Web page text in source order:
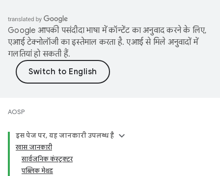
Google आपकी पसंदीदा भाषा में कॉन्टेंट का अनुवाद करने के लिए,
एआई टेक्नोलॉजी का इस्तेमाल करता है. एआई से मिले अनुवादों में
गलतियां हो सकती हैं.
AOSP
इस पेज पर, यह जानकारी उपलब्ध है
खास जानकारी
सार्वजनिक कंस्ट्रक्टर
पब्लिक मेथड